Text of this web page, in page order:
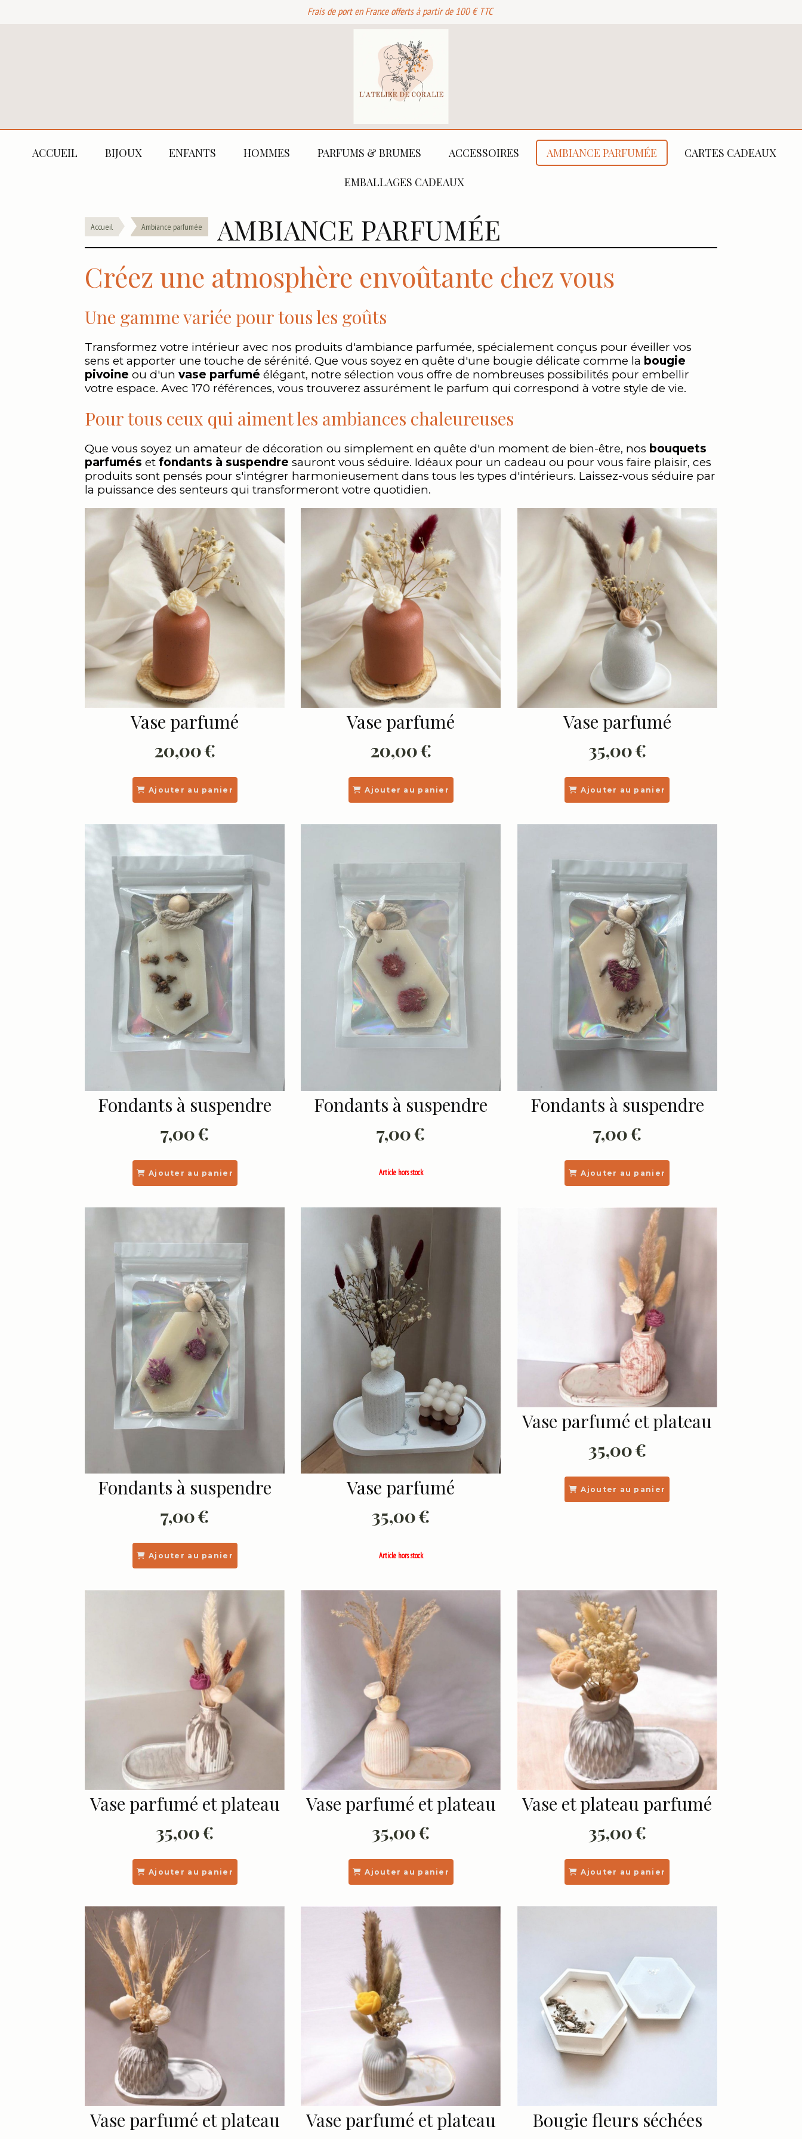
Frais de port en France offerts à partir de 100 € TTC
ACCUEIL BIJOUX ENFANTS HOMMES PARFUMS & BRUMES ACCESSOIRES AMBIANCE PARFUMÉE CARTES CADEAUX
EMBALLAGES CADEAUX
Accueil Ambiance parfumée
AMBIANCE PARFUMÉE
Créez une atmosphère envoûtante chez vous
Une gamme variée pour tous les goûts
Transformez votre intérieur avec nos produits d'ambiance parfumée, spécialement conçus pour éveiller vos
sens et apporter une touche de sérénité. Que vous soyez en quête d'une bougie délicate comme la bougie
pivoine ou d'un vase parfumé élégant, notre sélection vous offre de nombreuses possibilités pour embellir
votre espace. Avec 170 références, vous trouverez assurément le parfum qui correspond à votre style de vie.
Pour tous ceux qui aiment les ambiances chaleureuses
Que vous soyez un amateur de décoration ou simplement en quête d'un moment de bien-être, nos bouquets
parfumés et fondants à suspendre sauront vous séduire. Idéaux pour un cadeau ou pour vous faire plaisir, ces
produits sont pensés pour s'intégrer harmonieusement dans tous les types d'intérieurs. Laissez-vous séduire par
la puissance des senteurs qui transformeront votre quotidien.
Vase parfumé
20,00€
Ajouter au panier
Vase parfumé
20,00€
Ajouter au panier
Vase parfumé
35,00€
Ajouter au panier
Fondants à suspendre
7,00€
Ajouter au panier
Fondants à suspendre
7,00€
Article hors stock
Fondants à suspendre
7,00€
Ajouter au panier
Fondants à suspendre
7,00€
Ajouter au panier
Vase parfumé
35,00€
Article hors stock
Vase parfumé et plateau
35,00€
Ajouter au panier
Vase parfumé et plateau
35,00€
Ajouter au panier
Vase parfumé et plateau
35,00€
Ajouter au panier
Vase et plateau parfumé
35,00€
Ajouter au panier
Vase parfumé et plateau
Vase parfumé et plateau
Bougie fleurs séchées